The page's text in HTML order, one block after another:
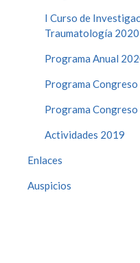
I Curso de
Traumatología 2020
Programa Anual
Programa
Programa Congreso
Actividades 2019
Enlaces
Auspicios